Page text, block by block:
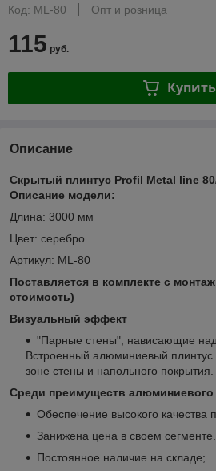
Код: ML-80
Опт и розница
115 руб.
Купить
Описание
Скрытый плинтус Profil Metal line
Описание модели:
Длина: 3000 мм
Цвет: серебро
Артикул: ML-80
Поставляется в комплекте с
стоимость)
Визуальный эффект
"Парные стены", нависающие
Встроенный алюминиевый плинтус
зоне стены и напольного покрытия.
Среди преимуществ алюминиевого
Обеспечение высокого качества
Занижена цена в своем сегменте.
Постоянное наличие на складе;